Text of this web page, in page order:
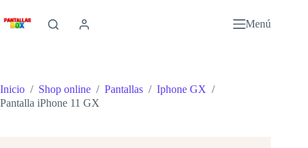
al
contenido
Menú
Inicio / Shop online / Pantallas / Iphone GX /
Pantalla iPhone 11 GX